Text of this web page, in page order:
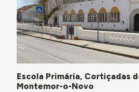
Escola Primária, Cortiçadas
Montemor-o-Novo